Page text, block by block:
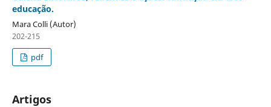
educação.
Mara Colli (Autor)
202-215
pdf
Artigos